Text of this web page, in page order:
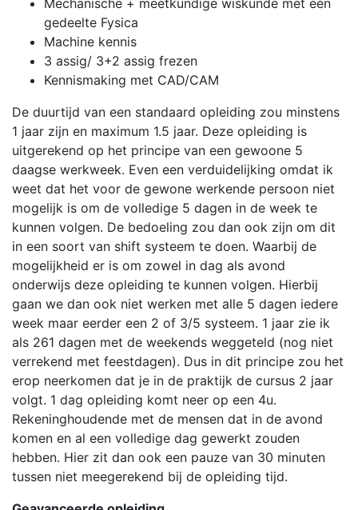
Mechanische + meetkundige wiskunde met een
gedeelte Fysica
Machine kennis
3 assig/ 3+2 assig frezen
Kennismaking met CAD/CAM
De duurtijd van een standaard opleiding zou minstens
1 jaar zijn en maximum 1.5 jaar. Deze opleiding is
uitgerekend op het principe van een gewoone 5
daagse werkweek. Even een verduidelijking omdat ik
weet dat het voor de gewone werkende persoon niet
mogelijk is om de volledige 5 dagen in de week te
kunnen volgen. De bedoeling zou dan ook zijn om dit
in een soort van shift systeem te doen. Waarbij de
mogelijkheid er is om zowel in dag als avond
onderwijs deze opleiding te kunnen volgen. Hierbij
gaan we dan ook niet werken met alle 5 dagen iedere
week maar eerder een 2 of 3/5 systeem. 1 jaar zie ik
als 261 dagen met de weekends weggeteld (nog niet
verrekend met feestdagen). Dus in dit principe zou het
erop neerkomen dat je in de praktijk de cursus 2 jaar
volgt. 1 dag opleiding komt neer op een 4u.
Rekeninghoudende met de mensen dat in de avond
komen en al een volledige dag gewerkt zouden
hebben. Hier zit dan ook een pauze van 30 minuten
tussen niet meegerekend bij de opleiding tijd.